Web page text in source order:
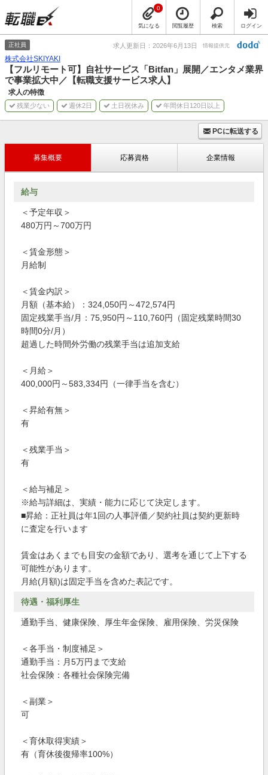
気になる
0
閲覧履歴 検索 ログイン
正社員 求人更新日：2026年6月13日 情報提供元
株式会社SKIYAKI
【フルリモート可】自社サービス「Bitfan」展開／エンタメ業界
で事業拡大中／【転職支援サービス求人】
求人の特徴
残業少ない 週休2日 土日祝休み 年間休日120日以上
PCに転送する
募集概要 応募資格 企業情報
給与
＜予定年収＞
480万円～700万円
＜賃金形態＞
月給制
＜賃金内訳＞
月額（基本給）：324,050円～472,574円
固定残業手当/月：75,950円～110,760円（固定残業時間30
時間0分/月）
超過した時間外労働の残業手当は追加支給
＜月給＞
400,000円～583,334円（一律手当を含む）
＜昇給有無＞
有
＜残業手当＞
有
＜給与補足＞
※給与詳細は、実績・能力に応じて決定します。
■昇給：正社員は年1回の人事評価／契約社員は契約更新時
に査定を行います
賃金はあくまでも目安の金額であり、選考を通じて上下する
可能性があります。
月給(月額)は固定手当を含めた表記です。
待遇・福利厚生
通勤手当、健康保険、厚生年金保険、雇用保険、労災保険
＜各手当・制度補足＞
通勤手当：月5万円まで支給
社会保険：各種社会保険完備
＜副業＞
可
＜育休取得実績＞
有（育休後復帰率100%）